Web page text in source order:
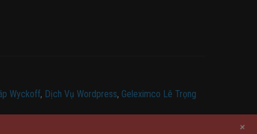
Wyckoff, Dịch Vụ Wordpress, Geleximco Lê Trọng
+